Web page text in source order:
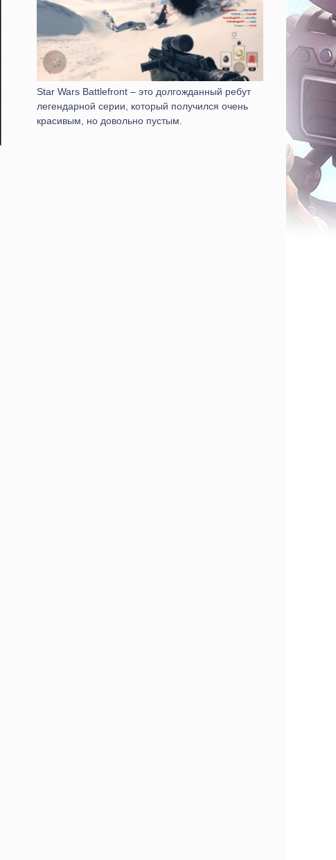
Star Wars Battlefront – это долгожданный ребут
легендарной серии, который получился очень
красивым, но довольно пустым.